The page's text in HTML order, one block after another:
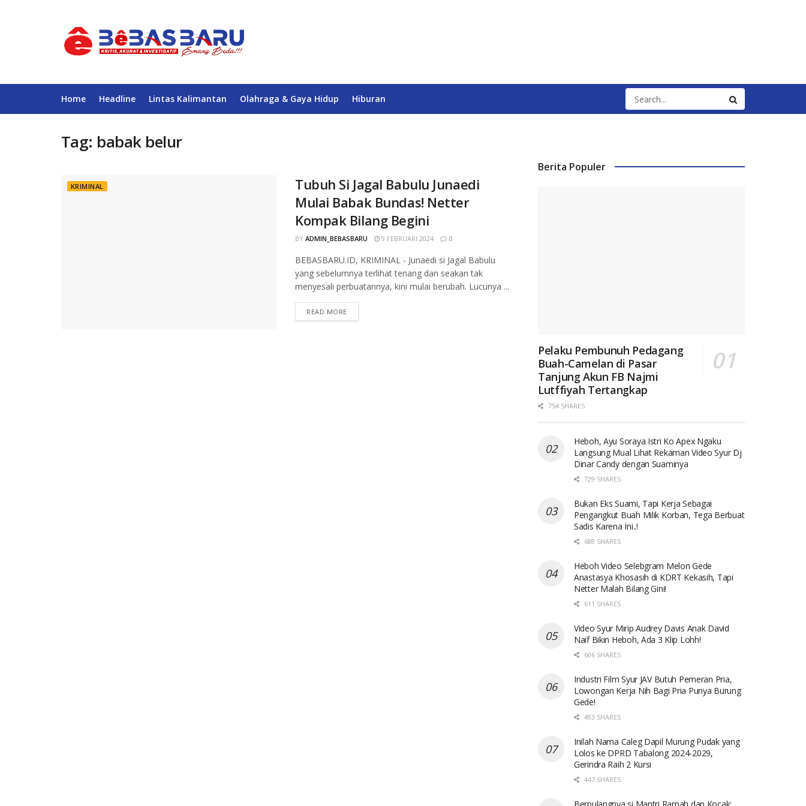
Home Headline Lintas Kalimantan Olahraga & Gaya Hidup Hiburan
Tag: babak belur
KRIMINAL
Tubuh Si Jagal Babulu Junaedi
Mulai Babak Bundas! Netter
Kompak Bilang Begini
BY ADMIN_BEBASBARU 9 FEBRUARI 2024 0
BEBASBARU.ID, KRIMINAL - Junaedi si Jagal Babulu
yang sebelumnya terlihat tenang dan seakan tak
menyesali perbuatannya, kini mulai berubah. Lucunya ...
READ MORE
Berita Populer
Pelaku Pembunuh Pedagang
Buah-Camelan di Pasar
Tanjung Akun FB Najmi
Lutffiyah Tertangkap
754 SHARES
Heboh, Ayu Soraya Istri Ko Apex Ngaku
Langsung Mual Lihat Rekaman Video Syur Dj
Dinar Candy dengan Suaminya
729 SHARES
Bukan Eks Suami, Tapi Kerja Sebagai
Pengangkut Buah Milik Korban, Tega Berbuat
Sadis Karena Ini..!
688 SHARES
Heboh Video Selebgram Melon Gede
Anastasya Khosasih di KDRT Kekasih, Tapi
Netter Malah Bilang Gini!
611 SHARES
Video Syur Mirip Audrey Davis Anak David
Naif Bikin Heboh, Ada 3 Klip Lohh!
606 SHARES
Industri Film Syur JAV Butuh Pemeran Pria,
Lowongan Kerja Nih Bagi Pria Punya Burung
Gede!
493 SHARES
Inilah Nama Caleg Dapil Murung Pudak yang
Lolos ke DPRD Tabalong 2024-2029,
Gerindra Raih 2 Kursi
447 SHARES
Berpulangnya si Mantri Ramah dan Kocak: